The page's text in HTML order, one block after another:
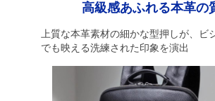
高級感あふれる本革の
上質な本革素材の細かな型押しが、ビ
でも映える洗練された印象を演出